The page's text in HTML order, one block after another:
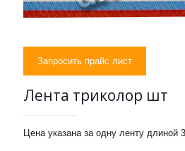
Запросить прайс лист
Лента триколор шт
Цена указана за одну ленту длиной